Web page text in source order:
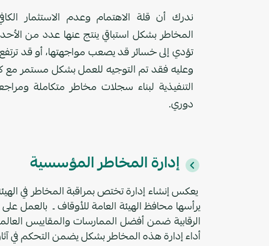
ندرك أن قلة الاهتمام وعدم الاستثمار
المخاطر بشكل استباقي ينتج عنها عدد من
تؤدي إلى خسائر قد يصعب مواجهتها، أو قد ترتفع
وعليه فقد تم التوجيه للعمل بشكل مستمر مع
التنفيذية لبناء سجلات مخاطر متكاملة
دوري.
إدارة المخاطر المؤسسية
يعكس إنشاء إدارة تختص بمراقبة المخاطر في
يرأسها محافظ الهيئة العامة للأوقاف ـ بالعمل
الرقابية ضمن أفضل الممارسات والمقاييس
أداء إدارة هذه المخاطر بشكل يضمن التحكم في